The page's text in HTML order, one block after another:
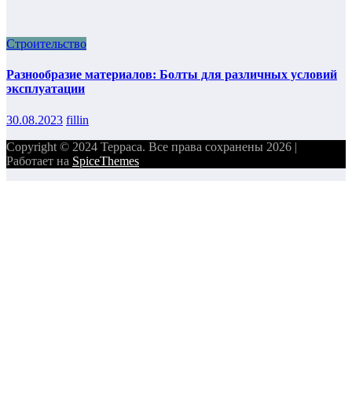
Строительство
Разнообразие материалов: Болты для различных условий
эксплуатации
30.08.2023 fillin
Copyright © 2024 Терраса. Все права сохранены 2026 |
Работает на SpiceThemes